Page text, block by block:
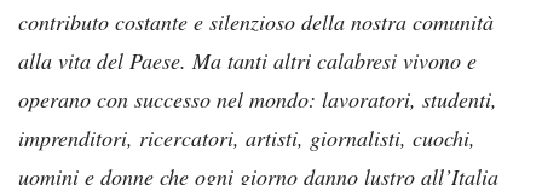
contributo costante e silenzioso della nostra comunità
alla vita del Paese. Ma tanti altri calabresi vivono e
operano con successo nel mondo: lavoratori, studenti,
imprenditori, ricercatori, artisti, giornalisti, cuochi,
uomini e donne che ogni giorno danno lustro all’Italia